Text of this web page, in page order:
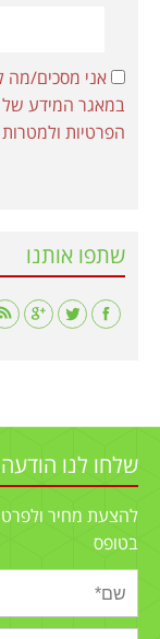
אני מסכים/מה
במאגר המידע
הפרטיות
שתפו אותנו
Find us on:
שלחו לנו הודעה
להצעת מחיר
בטופס